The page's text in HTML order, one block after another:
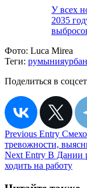
У всех
2035
Фото: Luca Mirea
Теги: румыния
Поделиться в
Навигация
по
записям
Previous Entry
тревожности,
Next Entry В Дании
ходить на работу